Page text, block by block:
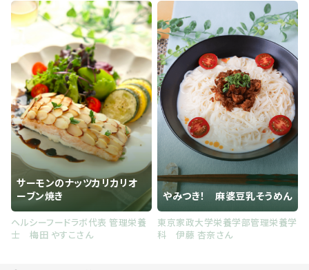
サーモンのナッツカリカリオ
ーブン焼き
ヘルシーフードラボ代表 管理栄養
士 梅田 やすこさん
やみつき！ 麻婆豆乳そうめん
東京家政大学栄養学部管理栄養学
科 伊藤 杏奈さん